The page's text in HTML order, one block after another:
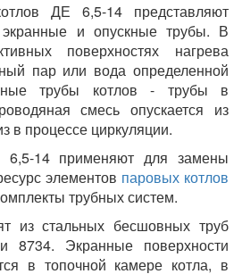
ДЕ 6,5-14 представляют
и опускные трубы. В
поверхностях нагрева
пар или вода определенной
трубы котлов - трубы в
смесь опускается из
в процессе циркуляции.
14 применяют для замены
элементов паровых котлов
трубных систем.
из стальных бесшовных труб
Экранные поверхности
в топочной камере котла, в